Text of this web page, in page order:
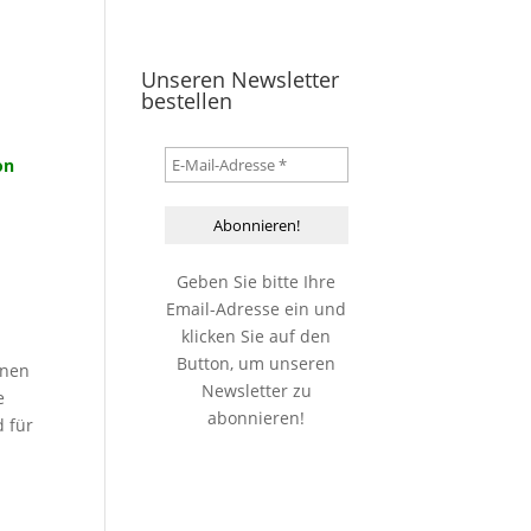
für
Unseren Newsletter
bestellen
Geben Sie bitte Ihre
Email-Adresse ein und
klicken Sie auf den
Button, um unseren
Newsletter zu
abonnieren!